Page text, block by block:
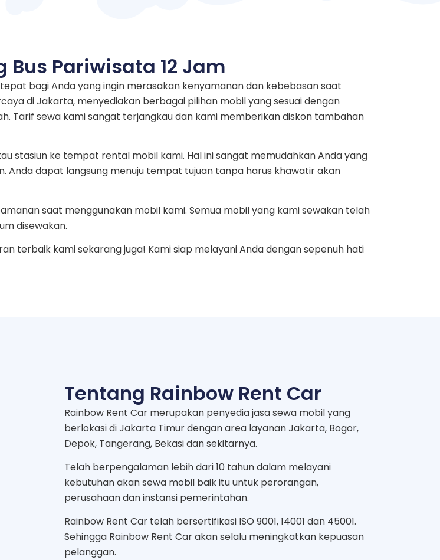
Bus Pariwisata 12 Jam
bagi Anda yang ingin merasakan kenyamanan dan kebebasan saat
di Jakarta, menyediakan berbagai pilihan mobil yang sesuai dengan
Tarif sewa kami sangat terjangkau dan kami memberikan diskon tambahan
stasiun ke tempat rental mobil kami. Hal ini sangat memudahkan Anda yang
Anda dapat langsung menuju tempat tujuan tanpa harus khawatir akan
saat menggunakan mobil kami. Semua mobil yang kami sewakan telah
disewakan.
terbaik kami sekarang juga! Kami siap melayani Anda dengan sepenuh hati
Tentang Rainbow Rent Car
Rainbow Rent Car merupakan penyedia jasa sewa mobil yang
berlokasi di Jakarta Timur dengan area layanan Jakarta, Bogor,
Depok, Tangerang, Bekasi dan sekitarnya.
Telah berpengalaman lebih dari 10 tahun dalam melayani
kebutuhan akan sewa mobil baik itu untuk perorangan,
perusahaan dan instansi pemerintahan.
Rainbow Rent Car telah bersertifikasi ISO 9001, 14001 dan 45001.
Sehingga Rainbow Rent Car akan selalu meningkatkan kepuasan
pelanggan.